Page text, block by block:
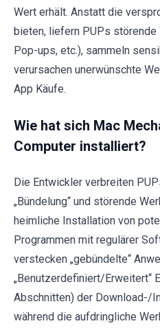
Wert erhält. Anstatt die
bieten, liefern PUPs störende
Pop-ups, etc.), sammeln
verursachen unerwünschte
App Käufe.
Wie hat sich Mac
Computer installiert?
Die Entwickler verbreiten
„Bündelung“ und störende
heimliche Installation von
Programmen mit regulärer
verstecken „gebündelte“
„Benutzerdefiniert/Erweitert“
Abschnitten) der Download-/
während die aufdringliche